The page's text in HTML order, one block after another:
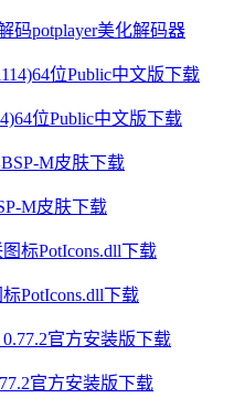
码potplayer美化解码器
位Public中文版下载
M皮肤下载
PotIcons.dll下载
官方安装版下载